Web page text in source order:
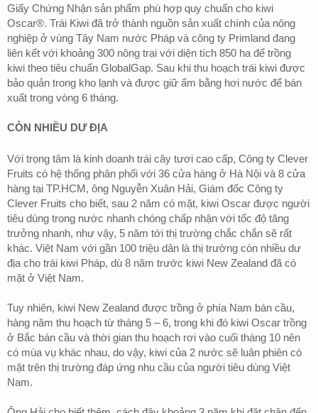
Giấy Chứng Nhận sản phẩm phù hợp quy chuẩn cho kiwi
Oscar®. Trái Kiwi đã trở thành nguồn sản xuất chính của nông
nghiệp ở vùng Tây Nam nước Pháp và công ty Primland đang
liên kết với khoảng 300 nông trại với diện tích 850 ha để trồng
kiwi theo tiêu chuẩn GlobalGap. Sau khi thu hoạch trái kiwi được
bảo quản trong kho lạnh và được giữ ẩm bằng hơi nước để bán
xuất trong vòng 6 tháng.
CÒN NHIỀU DƯ ĐỊA
Với trọng tâm là kinh doanh trái cây tươi cao cấp, Công ty Clever
Fruits có hệ thống phân phối với 36 cửa hàng ở Hà Nội và 8 cửa
hàng tại TP.HCM, ông Nguyễn Xuân Hải, Giám đốc Công ty
Clever Fruits cho biết, sau 2 năm có mặt, kiwi Oscar được người
tiêu dùng trong nước nhanh chóng chấp nhận với tốc độ tăng
trưởng nhanh, như vậy, 5 năm tới thị trường chắc chắn sẽ rất
khác. Việt Nam với gần 100 triệu dân là thị trường còn nhiều dư
địa cho trái kiwi Pháp, dù 8 năm trước kiwi New Zealand đã có
mặt ở Việt Nam.
Tuy nhiên, kiwi New Zealand được trồng ở phía Nam bán cầu,
hàng năm thu hoạch từ tháng 5 – 6, trong khi đó kiwi Oscar trồng
ở Bắc bán cầu và thời gian thu hoạch rơi vào cuối tháng 10 nên
có mùa vụ khác nhau, do vậy, kiwi của 2 nước sẽ luân phiên có
mặt trên thị trường đáp ứng nhu cầu của người tiêu dùng Việt
Nam.